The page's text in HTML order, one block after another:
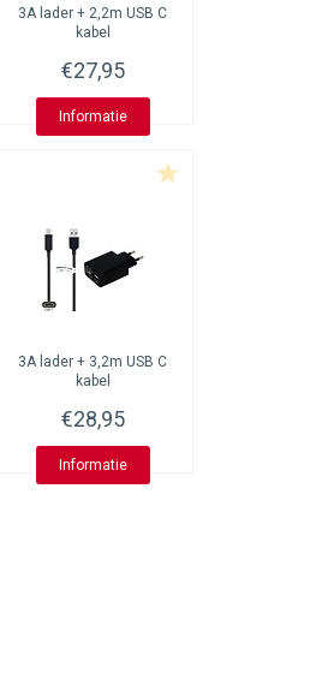
3A lader + 2,2m USB C
kabel
€27,95
Informatie
3A lader + 3,2m USB C
kabel
€28,95
Informatie